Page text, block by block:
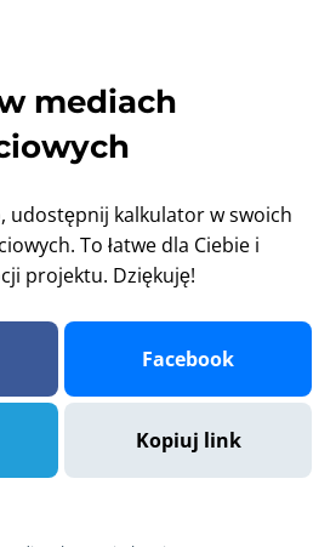
mediach
udostępnij kalkulator w swoich
To łatwe dla Ciebie i
projektu. Dziękuję!
Facebook
Kopiuj link